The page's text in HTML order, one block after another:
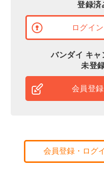
登録済
ログイ
バンダイ キャ
未登
会員登
会員登録・ログ